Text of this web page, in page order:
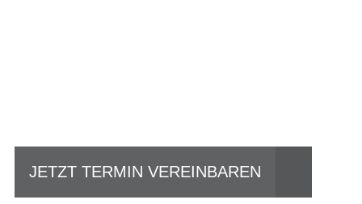
JETZT TERMIN VEREINBAREN